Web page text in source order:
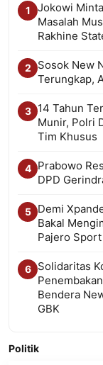
1
Jokowi
Masalah
Rakhine
2
Sosok New
Terungkap,
3
14 Tahun
Munir, Polri
Tim Khusus
4
Prabowo
DPD
5
Demi
Bakal
Pajero Sport
6
Solidaritas
Bendera
GBK
Politik